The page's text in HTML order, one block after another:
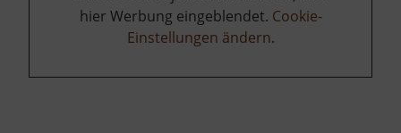
hier Werbung eingeblendet. Cookie-
Einstellungen ändern.